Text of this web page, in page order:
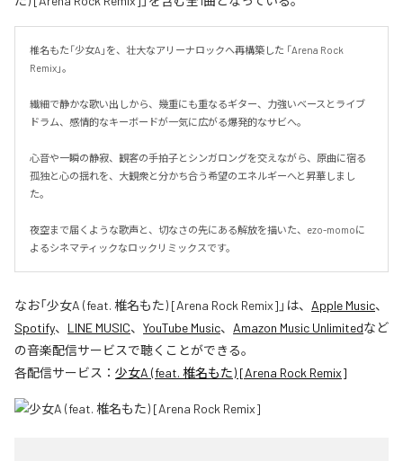
椎名もた「少女A」を、壮大なアリーナロックへ再構築した 「Arena Rock
Remix」。
繊細で静かな歌い出しから、幾重にも重なるギター、力強いベースとライブ
ドラム、感情的なキーボードが一気に広がる爆発的なサビへ。
心音や一瞬の静寂、観客の手拍子とシンガロングを交えながら、原曲に宿る
孤独と心の揺れを、大観衆と分かち合う希望のエネルギーへと昇華しまし
た。
夜空まで届くような歌声と、切なさの先にある解放を描いた、ezo-momoに
よるシネマティックなロックリミックスです。
なお「少女A (feat. 椎名もた) [Arena Rock Remix] 」は、 Apple Music、
Spotify、 LINE MUSIC、 YouTube Music、 Amazon Music Unlimitedなど
の音楽配信サービスで聴くことができる。
各配信サービス： 少女A (feat. 椎名もた) [Arena Rock Remix]